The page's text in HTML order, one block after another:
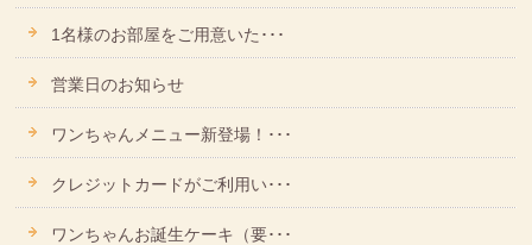
1名様のお部屋をご用意いた･･･
営業日のお知らせ
ワンちゃんメニュー新登場！･･･
クレジットカードがご利用い･･･
ワンちゃんお誕生ケーキ（要･･･